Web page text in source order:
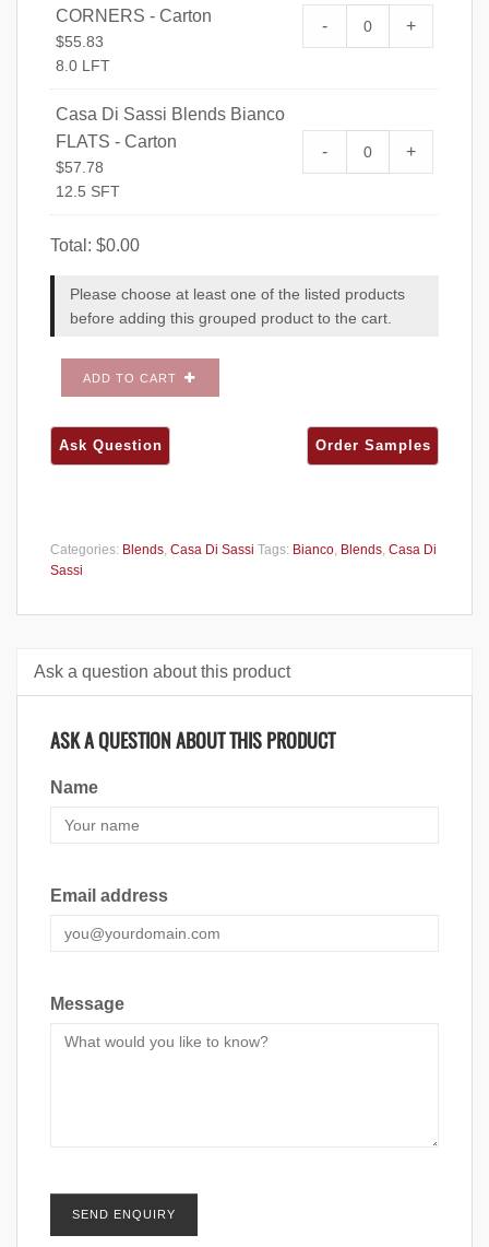
CORNERS - Carton
$55.83
8.0 LFT
-
Casa Di Sassi
Carton quantity
+
Casa Di Sassi Blends Bianco
FLATS - Carton
$57.78
12.5 SFT
-
Casa Di Sassi
quantity
+
Total: $0.00
Please choose at least one of the listed products
before adding this grouped product to the cart.
ADD TO CART
Categories: Blends Casa Di Sassi Tags: Bianco Blends Casa Di
Sassi
Ask a question about this product
ASK A QUESTION ABOUT THIS PRODUCT
Name
Email address
Message